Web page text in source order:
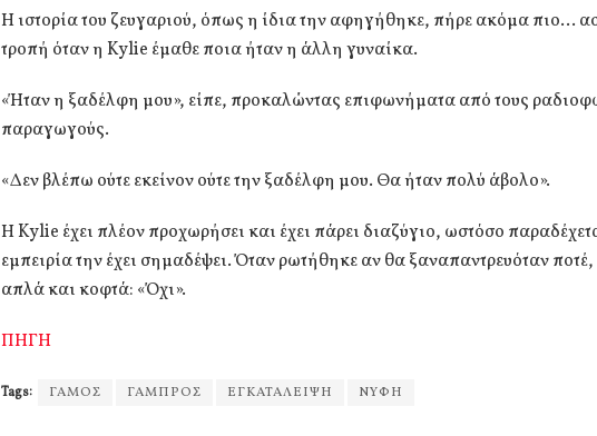
Η ιστορία του ζευγαριού, όπως η ίδια την αφηγήθηκε, πήρε ακόμα πιο…
τροπή όταν η Kylie έμαθε ποια ήταν η άλλη γυναίκα.
«Ήταν η ξαδέλφη μου», είπε, προκαλώντας επιφωνήματα από τους
παραγωγούς.
«Δεν βλέπω ούτε εκείνον ούτε την ξαδέλφη μου. Θα ήταν πολύ άβολο».
Η Kylie έχει πλέον προχωρήσει και έχει πάρει διαζύγιο, ωστόσο
εμπειρία την έχει σημαδέψει. Όταν ρωτήθηκε αν θα ξαναπαντρευόταν
απλά και κοφτά: «Όχι».
ΠΗΓΗ
Tags: ΓΑΜΟΣ ΓΑΜΠΡΟΣ ΕΓΚΑΤΑΛΕΙΨΗ ΝΥΦΗ